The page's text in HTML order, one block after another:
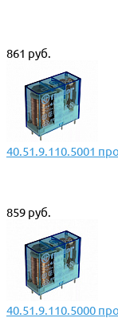
861 руб.
40.51.9.110.5001
859 руб.
40.51.9.110.5000